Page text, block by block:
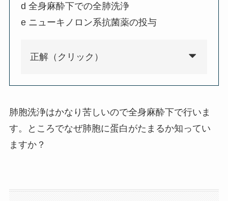
d 全身麻酔下での全肺洗浄
e ニューキノロン系抗菌薬の投与
正解（クリック）
肺胞洗浄はかなり苦しいので全身麻酔下で行いま
す。ところでなぜ肺胞に蛋白がたまるか知ってい
ますか？